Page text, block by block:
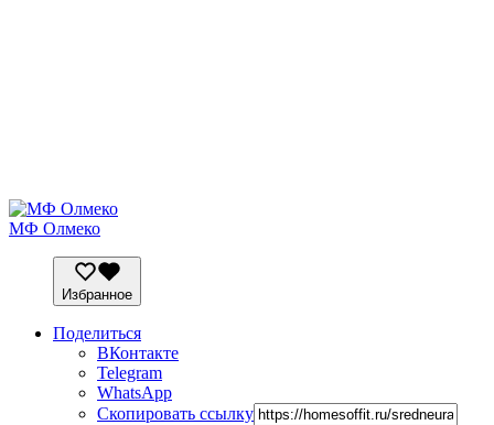
МФ Олмеко
Избранное
Поделиться
ВКонтакте
Telegram
WhatsApp
Скопировать ссылку